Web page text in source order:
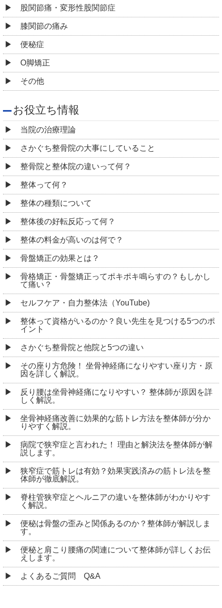
股関節痛・変形性股関節症
膝関節の痛み
便秘症
O脚矯正
その他
お役立ち情報
当院の治療理論
さかぐち整骨院の大事にしていること
整骨院と整体院の違いって何？
整体って何？
整体の種類について
整体後の好転反応って何？
整体の料金が高いのは何で？
骨盤矯正の効果とは？
骨格矯正・骨盤矯正ってポキポキ鳴らすの？もしかし
て痛い？
セルフケア・自力整体法（YouTube)
整体って資格がいるのか？良い先生を見つける5つのポ
イント
さかぐち整骨院と他院と5つの違い
その座り方危険！ 坐骨神経痛になりやすい座り方・原
因を詳しく解説。
反り腰は坐骨神経痛になりやすい？ 整体師が原因を詳
しく解説。
坐骨神経痛改善に効果的な筋トレ方法を整体師が分か
りやすく解説。
病院で狭窄症と言われた！ 理由と解決法を整体師が解
説します。
狭窄症で筋トレは有効？効果実践済みの筋トレ法を整
体師が徹底解説。
脊柱管狭窄症とヘルニアの違いを整体師がわかりやす
く解説。
便秘は骨盤の歪みと関係あるのか？整体師が解説しま
す。
便秘と肩こり腰痛の関連について整体師が詳しくお伝
えします。
よくあるご質問 Q&A